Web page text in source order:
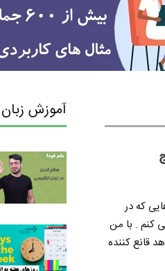
که در
کنم . با من
قانع کننده
آموزش